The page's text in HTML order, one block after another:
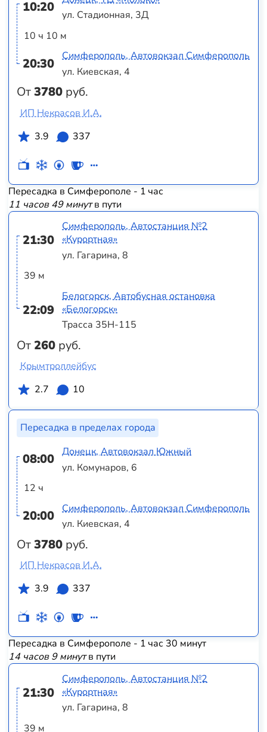
10:20
10 ч 10 м
20:30
От3780 руб.
ул. Стадионная, 3Д
Симферополь, Автовокзал Симферополь
ул. Киевская, 4
ИП Некрасов И.А.
3.9
337
Пересадка в Симферополе - 1 час
11 часов 49 минутв пути
21:30
39 м
22:09
От260 руб.
Симферополь, Автостанция №2
«Курортная»
ул. Гагарина, 8
Белогорск, Автобусная остановка
«Белогорск»
Трасса 35Н-115
Крымтроллейбус
2.7
10
Пересадка в пределах города
08:00
12 ч
20:00
От3780 руб.
Донецк, Автовокзал Южный
ул. Комунаров, 6
Симферополь, Автовокзал Симферополь
ул. Киевская, 4
ИП Некрасов И.А.
3.9
337
Пересадка в Симферополе - 1 час 30 минут
14 часов 9 минутв пути
21:30
39 м
Симферополь, Автостанция №2
«Курортная»
ул. Гагарина, 8